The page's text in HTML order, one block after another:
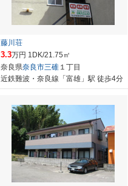
藤川荘
3.3万円 1DK/21.75㎡
奈良県奈良市三碓 １丁目
近鉄難波・奈良線「富雄」駅 徒歩4分